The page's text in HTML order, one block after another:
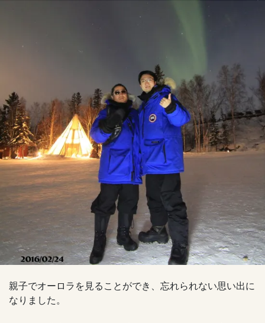
親子でオーロラを見ることができ、忘れられない思い出に
なりました。